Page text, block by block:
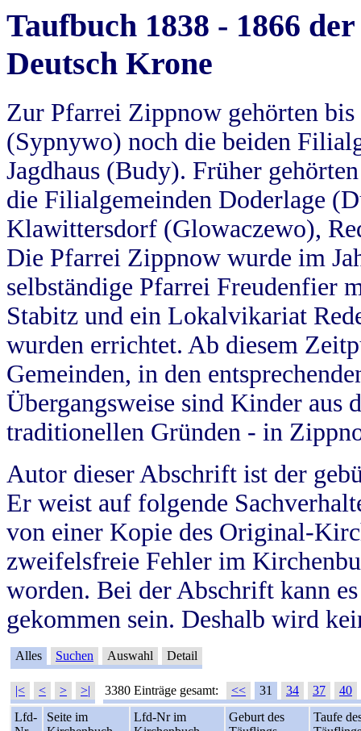
Taufbuch 1838 - 1866
Deutsch Krone
Zur Pfarrei Zippnow gehörten
(Sypnywo) noch die beiden
Jagdhaus (Budy). Früher
die Filialgemeinden Doderlage
Klawittersdorf (Glowaczewo),
Die Pfarrei Zippnow wurde im
selbständige Pfarrei Freudenfier
Stabitz und ein Lokalvikariat
wurden errichtet. Ab diesem
Gemeinden, in den
Übergangsweise sind Kinder aus
traditionellen Gründen - in
Autor dieser Abschrift ist der
Er weist auf folgende
von einer Kopie des Original-
zweifelsfreie Fehler im
worden. Bei der Abschrift kann
gekommen sein. Deshalb wird
Alles Suchen Auswahl Detail
|< < > >| 3380 Einträge gesamt: << 31 34 37
40
Lfd-
Seite im
Lfd-Nr im
Geburt des
Taufe